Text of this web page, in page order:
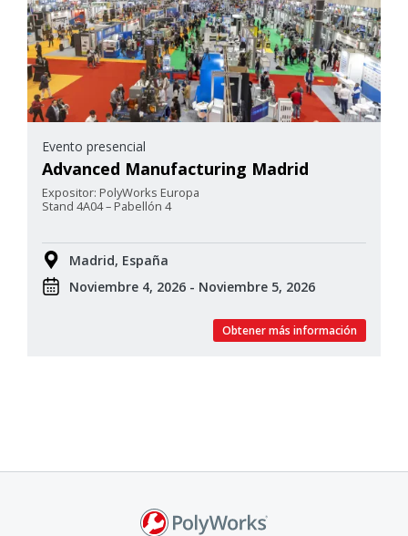
Evento presencial
Advanced Manufacturing Madrid
Expositor: PolyWorks Europa
Stand 4A04 – Pabellón 4
Madrid, España
Noviembre 4, 2026 - Noviembre 5, 2026
Obtener más información